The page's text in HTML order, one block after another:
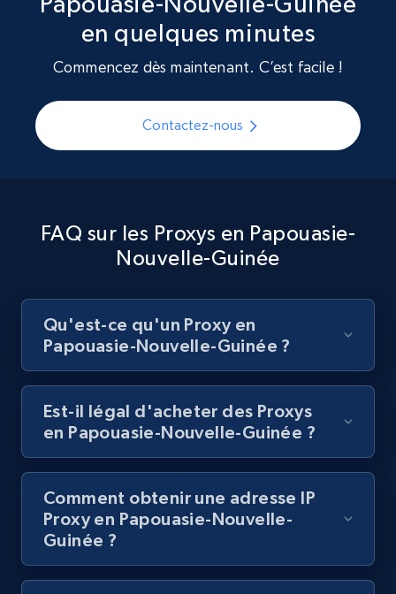
en quelques minutes
Commencez dès maintenant. C’est facile !
Contactez-nous
FAQ sur les Proxys en Papouasie-
Nouvelle-Guinée
Qu'est-ce qu'un Proxy en
Papouasie-Nouvelle-Guinée ?
Est-il légal d'acheter des Proxys
en Papouasie-Nouvelle-Guinée ?
Comment obtenir une adresse IP
Proxy en Papouasie-Nouvelle-
Guinée ?